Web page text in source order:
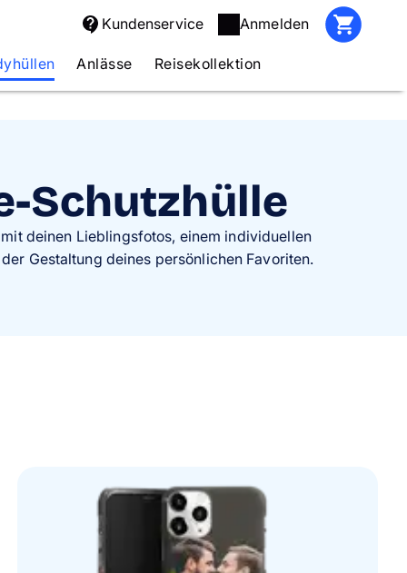
Kundenservice Anmelden
Anlässe Reisekollektion
Schutzhülle
deinen Lieblingsfotos, einem individuellen
Gestaltung deines persönlichen Favoriten.